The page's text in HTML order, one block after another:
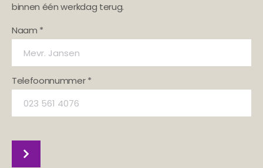
binnen één werkdag terug.
Naam *
Telefoonnummer *